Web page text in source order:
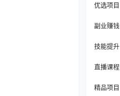
优选项目
副业赚钱
技能提升
直播课程
精品项目